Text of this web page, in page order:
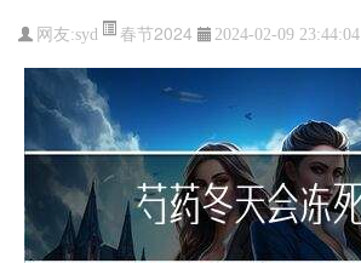
网友:syd 春节2024 2024-02-09 23:44:04